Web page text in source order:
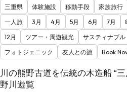
三重県 体験施設 移動手段 家族旅行
一人旅
3月 4月 5月 6月 7月
12月
ツアー・周遊観光 サスティナブル
フォトジェニック
友人との旅 Book
川の熊野古道を伝統の木造船 “
野川遊覧